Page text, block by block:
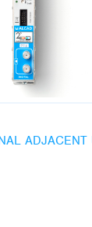
ADJACENT